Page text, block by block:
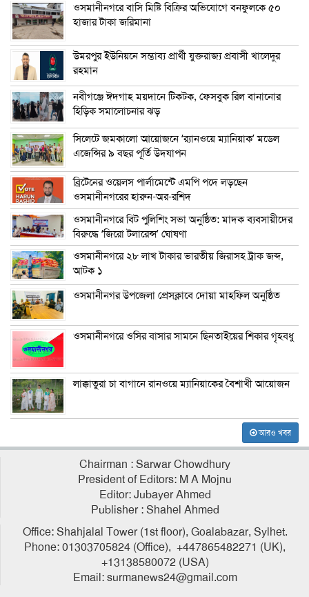
ওসমানীনগরে বাসি মিষ্টি বিক্রির অভিযোগে বনফুলকে ৫০
হাজার টাকা জরিমানা
উমরপুর ইউনিয়নে সম্ভাব্য প্রার্থী যুক্তরাজ্য প্রবাসী খালেদুর
রহমান
নবীগঞ্জে ঈদগাহ ময়দানে টিকটক, ফেসবুক রিল বানানোর
হিড়িক সমালোচনার ঝড়
সিলেটে জমকালো আয়োজনে ‘র‍্যানওয়ে ম্যানিয়াক’ মডেল
এজেন্সির ৯ বছর পূর্তি উদযাপন
ব্রিটেনের ওয়েলস পার্লামেন্টে এমপি পদে লড়ছেন
ওসমানীনগরের হারুন-অর-রশিদ
ওসমানীনগরে বিট পুলিশিং সভা অনুষ্ঠিত: মাদক ব্যবসায়ীদের
বিরুদ্ধে ‘জিরো টলারেন্স’ ঘোষণা
ওসমানীনগরে ২৮ লাখ টাকার ভারতীয় জিরাসহ ট্রাক জব্দ,
আটক ১
ওসমানীনগর উপজেলা প্রেসক্লাবে দোয়া মাহফিল অনুষ্ঠিত
ওসমানীনগরে ওসির বাসার সামনে ছিনতাইয়ের শিকার গৃহবধু
লাক্কাতুরা চা বাগানে রানওয়ে ম্যানিয়াকের বৈশাখী আয়োজন
আরও খবর
Chairman : Sarwar Chowdhury
President of Editors: M A Mojnu
Editor: Jubayer Ahmed
Publisher : Shahel Ahmed
Office: Shahjalal Tower (1st floor), Goalabazar, Sylhet.
Phone: 01303705824 (Office), +447865482271 (UK),
+13138580072 (USA)
Email: surmanews24@gmail.com